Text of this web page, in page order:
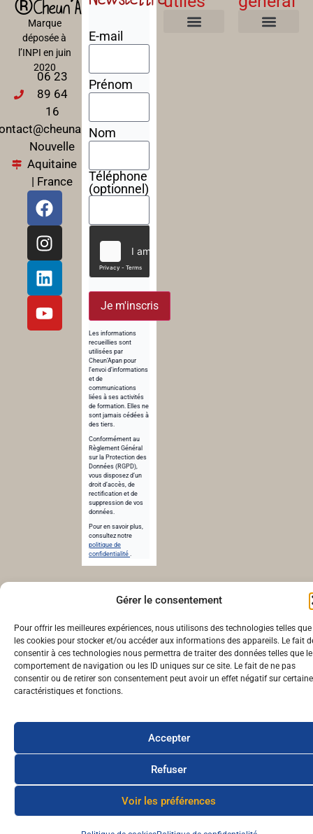
Gérer le consentement
Pour offrir les meilleures expériences, nous utilisons des technologies telles que
les cookies pour stocker et/ou accéder aux informations des appareils. Le fait
consentir à ces technologies nous permettra de traiter des données telles que le
comportement de navigation ou les ID uniques sur ce site. Le fait de ne pas
consentir ou de retirer son consentement peut avoir un effet négatif sur
caractéristiques et fonctions.
Accepter
Refuser
Voir les préférences
®Cheun’Apan
Marque
déposée à
l’INPI en juin
2020
06 23
89 64
16
Nouvelle
Aquitaine
| France
E-mail
Prénom
Nom
Téléphone
(optionnel)
Je m'inscris
Les informations
recueillies sont
utilisées par
Cheun’Apan pour
l’envoi d’informations
et de
communications
liées à ses activités
de formation. Elles ne
sont jamais cédées à
des tiers.
Conformément au
Règlement Général
sur la Protection des
Données (RGPD),
vous disposez d’un
droit d’accès, de
rectification et de
suppression de vos
données.
Pour en savoir plus,
consultez notre
politique de
confidentialité .